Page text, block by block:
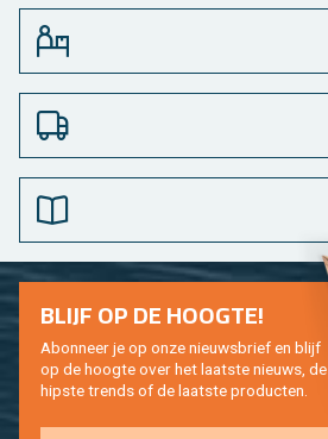
BLIJF OP DE HOOG­TE!
Abon­neer je op onze nieuws­brief en blijf
op de hoog­te over het laat­ste nieuws, de
hip­s­te trends of de laat­ste pro­duc­ten.